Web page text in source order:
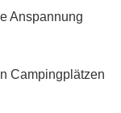
Anspannung
Campingplätzen